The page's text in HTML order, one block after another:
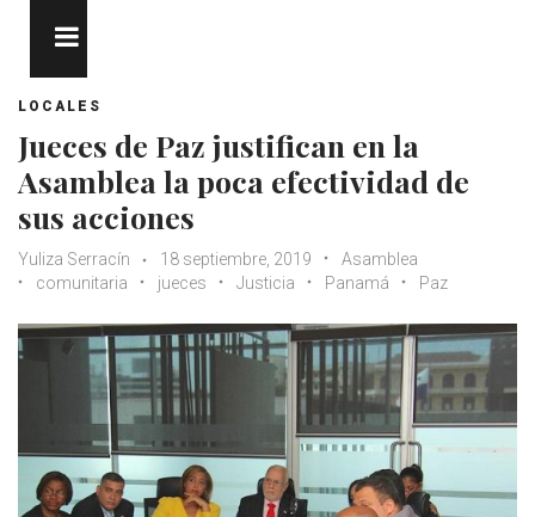
LOCALES
Jueces de Paz justifican en la
Asamblea la poca efectividad de
sus acciones
Yuliza Serracín 18 septiembre, 2019
Asamblea
comunitaria
jueces Justicia Panamá Paz